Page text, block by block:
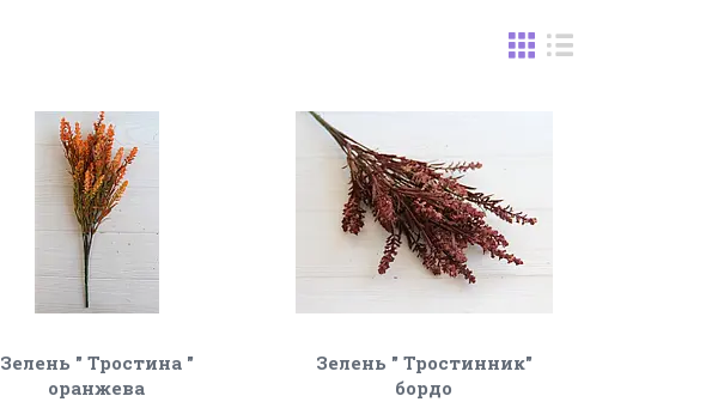
Зелень " Тростина "
оранжева
Зелень " Тростинник"
бордо